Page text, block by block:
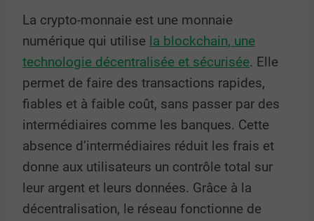
La crypto-monnaie est une monnaie
numérique qui utilise la blockchain, une
technologie décentralisée et sécurisée. Elle
permet de faire des transactions rapides,
fiables et à faible coût, sans passer par des
intermédiaires comme les banques. Cette
absence d’intermédiaires réduit les frais et
donne aux utilisateurs un contrôle total sur
leur argent et leurs données. Grâce à la
décentralisation, le réseau fonctionne de